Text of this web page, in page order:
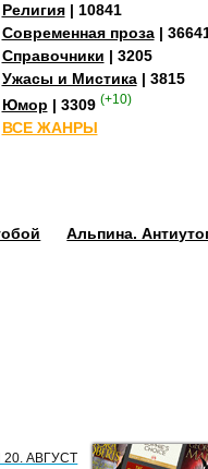
Религия| 10841
Современная проза|
Справочники | 3205
Ужасы и Мистика| 3815
Юмор | 3309 (+10)
ВСЕ ЖАНРЫ
Альпина.
20. АВГУСТ